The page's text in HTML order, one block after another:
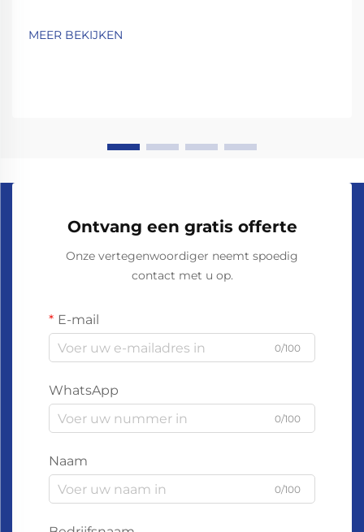
MEER BEKIJKEN
Ontvang een gratis offerte
Onze vertegenwoordiger neemt spoedig
contact met u op.
E-mail
0/100
WhatsApp
0/100
Naam
0/100